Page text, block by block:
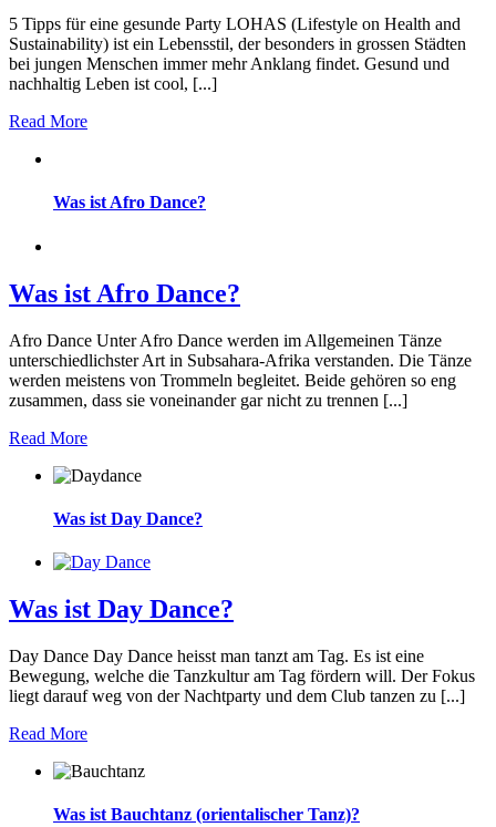
5 Tipps für eine gesunde Party LOHAS (Lifestyle on Health and
Sustainability) ist ein Lebensstil, der besonders in grossen Städten
bei jungen Menschen immer mehr Anklang findet. Gesund und
nachhaltig Leben ist cool, [...]
Read More
Was ist Afro Dance?
Was ist Afro Dance?
Afro Dance Unter Afro Dance werden im Allgemeinen Tänze
unterschiedlichster Art in Subsahara-Afrika verstanden. Die Tänze
werden meistens von Trommeln begleitet. Beide gehören so eng
zusammen, dass sie voneinander gar nicht zu trennen [...]
Read More
Was ist Day Dance?
Was ist Day Dance?
Day Dance Day Dance heisst man tanzt am Tag. Es ist eine
Bewegung, welche die Tanzkultur am Tag fördern will. Der Fokus
liegt darauf weg von der Nachtparty und dem Club tanzen zu [...]
Read More
Was ist Bauchtanz (orientalischer Tanz)?